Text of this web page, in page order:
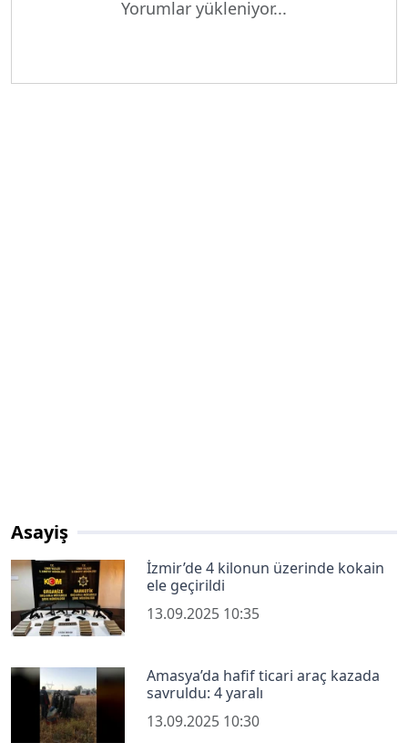
Yorumlar yükleniyor...
Asayiş
İzmir’de 4 kilonun üzerinde kokain
ele geçirildi
13.09.2025 10:35
Amasya’da hafif ticari araç kazada
savruldu: 4 yaralı
13.09.2025 10:30